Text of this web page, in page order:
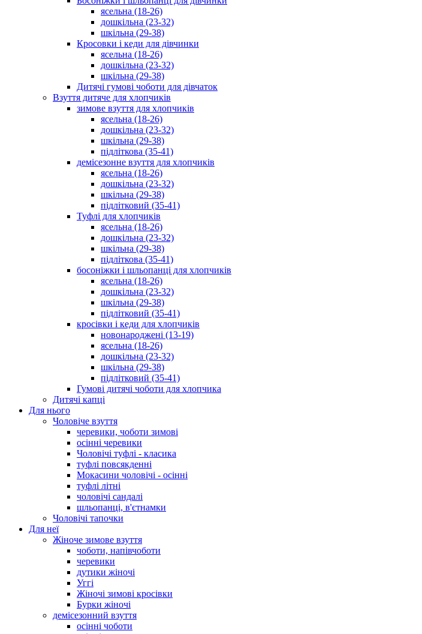
ясельна (18-26)
дошкільна (23-32)
шкільна (29-38)
Кросовки і кеди для дівчинки
ясельна (18-26)
дошкільна (23-32)
шкільна (29-38)
Дитячі гумові чоботи для дівчаток
Взуття дитяче для хлопчиків
зимове взуття для хлопчиків
ясельна (18-26)
дошкільна (23-32)
шкільна (29-38)
підліткова (35-41)
демісезонне взуття для хлопчиків
ясельна (18-26)
дошкільна (23-32)
шкільна (29-38)
підлітковий (35-41)
Туфлі для хлопчиків
ясельна (18-26)
дошкільна (23-32)
шкільна (29-38)
підліткова (35-41)
босоніжки і шльопанці для хлопчиків
ясельна (18-26)
дошкільна (23-32)
шкільна (29-38)
підлітковий (35-41)
кросівки і кеди для хлопчиків
новонароджені (13-19)
ясельна (18-26)
дошкільна (23-32)
шкільна (29-38)
підлітковий (35-41)
Гумові дитячі чоботи для хлопчика
Дитячі капці
Для нього
Чоловіче взуття
черевики, чоботи зимові
осінні черевики
Чоловічі туфлі - класика
туфлі повсякденні
Мокасини чоловічі - осінні
туфлі літні
чоловічі сандалі
шльопанці, в'єтнамки
Чоловічі тапочки
Для неї
Жіноче зимове взуття
чоботи, напівчоботи
черевики
дутики жіночі
Уггі
Жіночі зимові кросівки
Бурки жіночі
демісезонний взуття
осінні чоботи